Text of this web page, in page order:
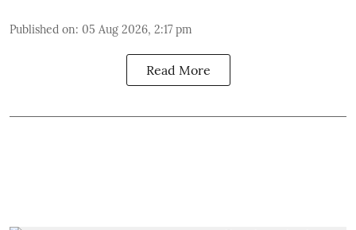
Published on: 05 Aug 2026, 2:17 pm
Read More